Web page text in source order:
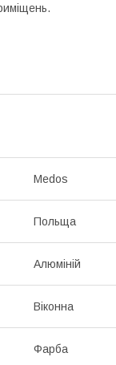
Medos
Польща
Алюміній
Віконна
Фарба